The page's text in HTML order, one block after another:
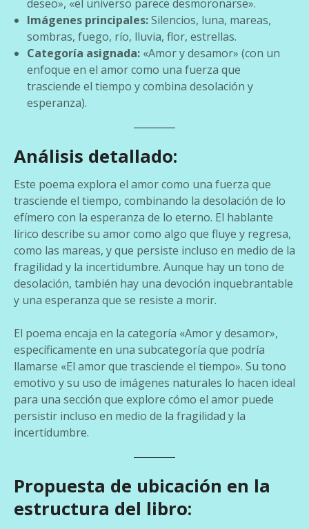
deseo», «el universo parece desmoronarse».
Imágenes principales:Silencios, luna, mareas,
sombras, fuego, río, lluvia, flor, estrellas.
Categoría asignada: «Amor y desamor» (con un
enfoque en el amor como una fuerza que
trasciende el tiempo y combina desolación y
esperanza).
Análisis detallado:
Este poema explora el amor como una fuerza que
trasciende el tiempo, combinando la desolación de lo
efímero con la esperanza de lo eterno. El hablante
lírico describe su amor como algo que fluye y regresa,
como las mareas, y que persiste incluso en medio de la
fragilidad y la incertidumbre. Aunque hay un tono de
desolación, también hay una devoción inquebrantable
y una esperanza que se resiste a morir.
El poema encaja en la categoría «Amor y desamor»,
específicamente en una subcategoría que podría
llamarse «El amor que trasciende el tiempo». Su tono
emotivo y su uso de imágenes naturales lo hacen ideal
para una sección que explore cómo el amor puede
persistir incluso en medio de la fragilidad y la
incertidumbre.
Propuesta de ubicación en la
estructura del libro: